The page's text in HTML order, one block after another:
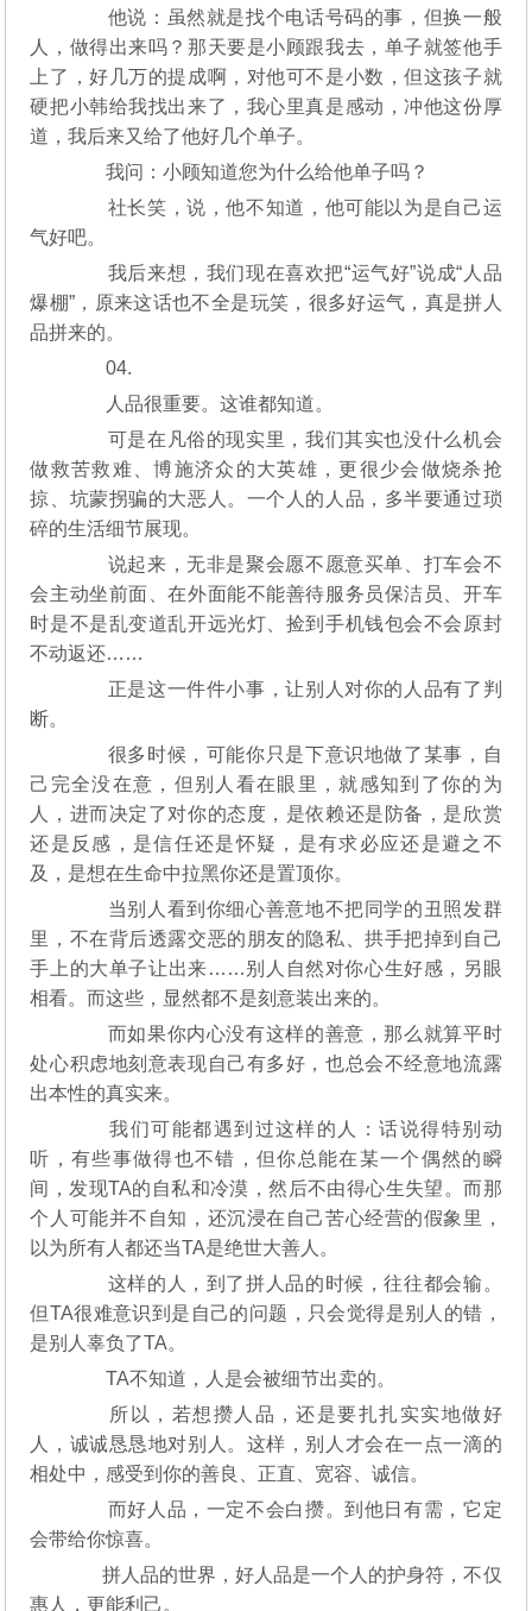
他说：虽然就是找个电话号码的事，但换一般
人，做得出来吗？那天要是小顾跟我去，单子就签他手
上了，好几万的提成啊，对他可不是小数，但这孩子就
硬把小韩给我找出来了，我心里真是感动，冲他这份厚
道，我后来又给了他好几个单子。
我问：小顾知道您为什么给他单子吗？
社长笑，说，他不知道，他可能以为是自己运
气好吧。
我后来想，我们现在喜欢把“运气好”说成“人品
爆棚”，原来这话也不全是玩笑，很多好运气，真是拼人
品拼来的。
04.
人品很重要。这谁都知道。
可是在凡俗的现实里，我们其实也没什么机会
做救苦救难、博施济众的大英雄，更很少会做烧杀抢
掠、坑蒙拐骗的大恶人。一个人的人品，多半要通过琐
碎的生活细节展现。
说起来，无非是聚会愿不愿意买单、打车会不
会主动坐前面、在外面能不能善待服务员保洁员、开车
时是不是乱变道乱开远光灯、捡到手机钱包会不会原封
不动返还……
正是这一件件小事，让别人对你的人品有了判
断。
很多时候，可能你只是下意识地做了某事，自
己完全没在意，但别人看在眼里，就感知到了你的为
人，进而决定了对你的态度，是依赖还是防备，是欣赏
还是反感，是信任还是怀疑，是有求必应还是避之不
及，是想在生命中拉黑你还是置顶你。
当别人看到你细心善意地不把同学的丑照发群
里，不在背后透露交恶的朋友的隐私、拱手把掉到自己
手上的大单子让出来……别人自然对你心生好感，另眼
相看。而这些，显然都不是刻意装出来的。
而如果你内心没有这样的善意，那么就算平时
处心积虑地刻意表现自己有多好，也总会不经意地流露
出本性的真实来。
我们可能都遇到过这样的人：话说得特别动
听，有些事做得也不错，但你总能在某一个偶然的瞬
间，发现TA的自私和冷漠，然后不由得心生失望。而那
个人可能并不自知，还沉浸在自己苦心经营的假象里，
以为所有人都还当TA是绝世大善人。
这样的人，到了拼人品的时候，往往都会输。
但TA很难意识到是自己的问题，只会觉得是别人的错，
是别人辜负了TA。
TA不知道，人是会被细节出卖的。
所以，若想攒人品，还是要扎扎实实地做好
人，诚诚恳恳地对别人。这样，别人才会在一点一滴的
相处中，感受到你的善良、正直、宽容、诚信。
而好人品，一定不会白攒。到他日有需，它定
会带给你惊喜。
拼人品的世界，好人品是一个人的护身符，不仅
惠人，更能利己。